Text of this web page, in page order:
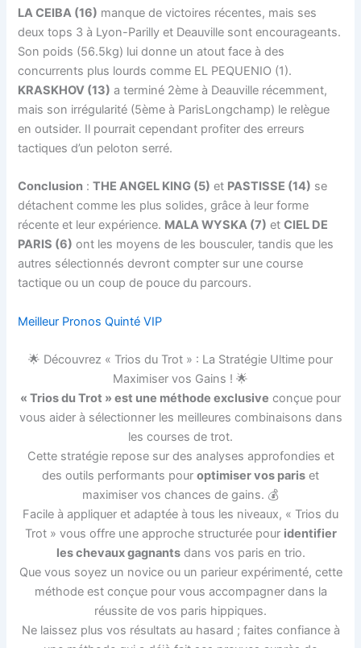
LA CEIBA (16) manque de victoires récentes, mais ses
deux tops 3 à Lyon-Parilly et Deauville sont encourageants.
Son poids (56.5kg) lui donne un atout face à des
concurrents plus lourds comme EL PEQUENIO (1).
KRASKHOV (13) a terminé 2ème à Deauville récemment,
mais son irrégularité (5ème à ParisLongchamp) le relègue
en outsider. Il pourrait cependant profiter des erreurs
tactiques d’un peloton serré.
Conclusion :THE ANGEL KING (5) et PASTISSE (14) se
détachent comme les plus solides, grâce à leur forme
récente et leur expérience. MALA WYSKA (7) etCIEL DE
PARIS (6) ont les moyens de les bousculer, tandis que les
autres sélectionnés devront compter sur une course
tactique ou un coup de pouce du parcours.
Meilleur Pronos Quinté VIP
🌟 Découvrez « Trios du Trot » : La Stratégie Ultime pour
Maximiser vos Gains ! 🌟
« Trios du Trot » est une méthode exclusive conçue pour
vous aider à sélectionner les meilleures combinaisons dans
les courses de trot.
Cette stratégie repose sur des analyses approfondies et
des outils performants pour optimiser vos paris et
maximiser vos chances de gains. 💰
Facile à appliquer et adaptée à tous les niveaux, « Trios du
Trot » vous offre une approche structurée pour identifier
les chevaux gagnantsdans vos paris en trio.
Que vous soyez un novice ou un parieur expérimenté, cette
méthode est conçue pour vous accompagner dans la
réussite de vos paris hippiques.
Ne laissez plus vos résultats au hasard ; faites confiance à